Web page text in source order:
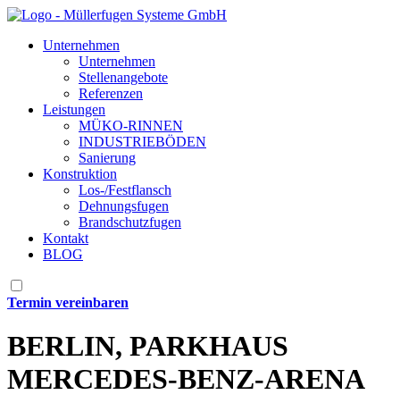
Unternehmen
Unternehmen
Stellenangebote
Referenzen
Leistungen
MÜKO-RINNEN
INDUSTRIEBÖDEN
Sanierung
Konstruktion
Los-/Festflansch
Dehnungsfugen
Brandschutzfugen
Kontakt
BLOG
Termin vereinbaren
BERLIN, PARKHAUS
MERCEDES-BENZ-ARENA